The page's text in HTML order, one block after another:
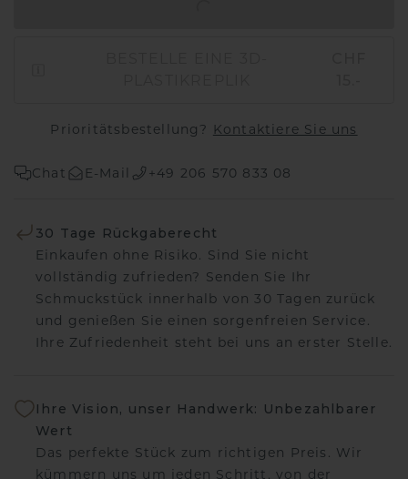
Prioritätsbestellung? Kontaktiere Sie uns
Chat E-Mail +49 206 570 833 08
30 Tage Rückgaberecht
Einkaufen ohne Risiko. Sind Sie nicht
vollständig zufrieden? Senden Sie Ihr
Schmuckstück innerhalb von 30 Tagen zurück
und genießen Sie einen sorgenfreien Service.
Ihre Zufriedenheit steht bei uns an erster Stelle.
Ihre Vision, unser Handwerk: Unbezahlbarer
Wert
Das perfekte Stück zum richtigen Preis. Wir
kümmern uns um jeden Schritt, von der